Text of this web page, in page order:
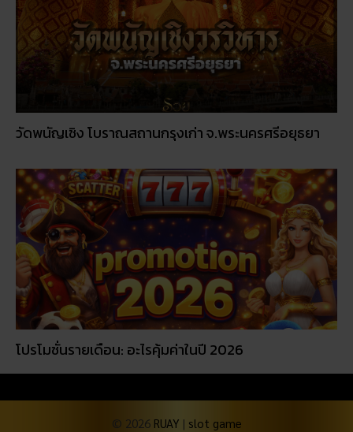
วัดพนัญเชิง โบราณสถานกรุงเก่า จ.พระนครศรีอยุธยา
โปรโมชั่นรายเดือน: อะไรคุ้มค่าในปี 2026
© 2026 RUAY | slot game